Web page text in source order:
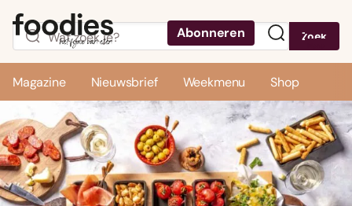
Abonneren Zoek
Magazine Nieuwsbrief Weekmenu Shop